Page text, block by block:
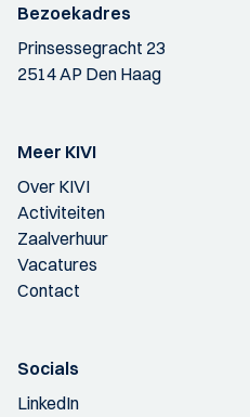
Bezoekadres
Prinsessegracht 23
2514 AP Den Haag
Meer KIVI
Over KIVI
Activiteiten
Zaalverhuur
Vacatures
Contact
Socials
LinkedIn